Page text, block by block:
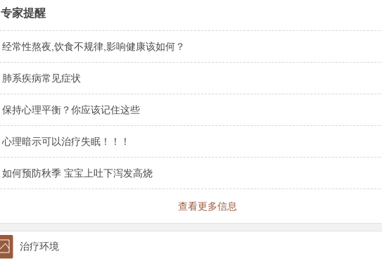
专家提醒
经常性熬夜,饮食不规律,影响健康该如何？
肺系疾病常见症状
保持心理平衡？你应该记住这些
心理暗示可以治疗失眠！！！
如何预防秋季 宝宝上吐下泻发高烧
查看更多信息
治疗环境